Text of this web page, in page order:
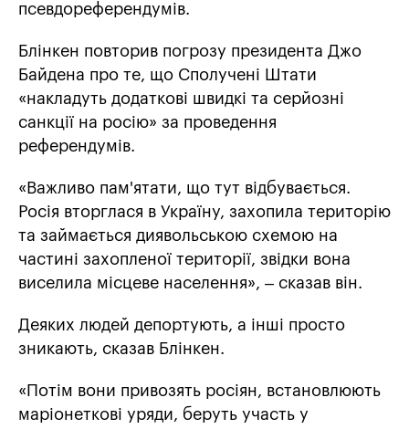
псевдореферендумів.
Блінкен повторив погрозу президента Джо
Байдена про те, що Сполучені Штати
«накладуть додаткові швидкі та серйозні
санкції на росію» за проведення
референдумів.
«Важливо пам'ятати, що тут відбувається.
Росія вторглася в Україну, захопила територію
та займається диявольською схемою на
частині захопленої території, звідки вона
виселила місцеве населення», – сказав він.
Деяких людей депортують, а інші просто
зникають, сказав Блінкен.
«Потім вони привозять росіян, встановлюють
маріонеткові уряди, беруть участь у